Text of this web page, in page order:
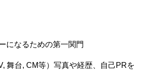
になるための第一関門
, 舞台, CM等）写真や経歴、自己 PRを